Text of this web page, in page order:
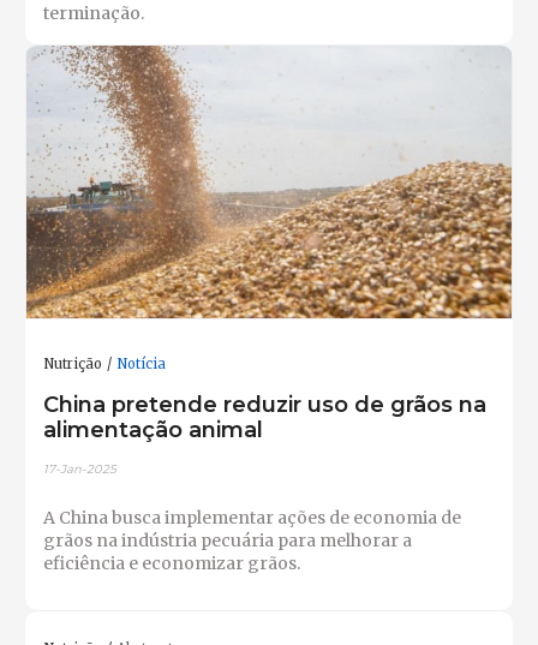
terminação.
Nutrição Notícia
China pretende reduzir uso de grãos na
alimentação animal
17-Jan-2025
A China busca implementar ações de economia de
grãos na indústria pecuária para melhorar a
eficiência e economizar grãos.